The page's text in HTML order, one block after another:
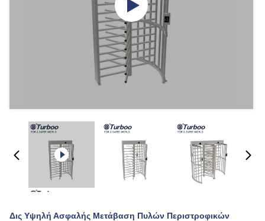
Δις Υψηλή Ασφαλής Μετάβαση Πυλών Περιστροφικών